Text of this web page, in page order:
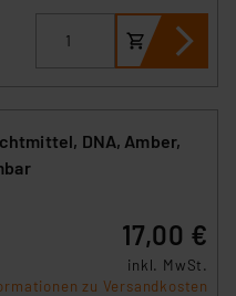
DNA, Amber,
17,00 €
inkl. MwSt.
zu Versandkosten